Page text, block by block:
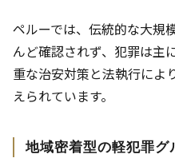
ペルーでは、伝統的な大規
んど確認されず、犯罪は主
重な治安対策と法執行によ
えられています。
地域密着型の軽犯罪グ